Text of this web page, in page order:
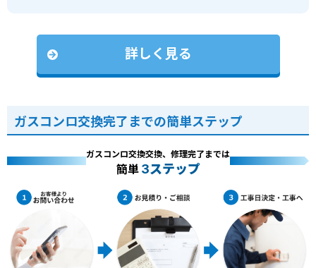
詳しく見る
ガスコンロ交換完了までの簡単ステップ
ガスコンロ交換交換、修理完了までは
簡単 3ステップ